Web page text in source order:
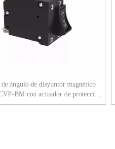
ángulo de disyuntor magnético
BM con actuador de protección
bus de tornillo M4 2P